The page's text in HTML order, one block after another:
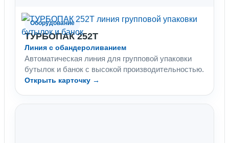
Оборудование
ТУРБОПАК 252Т
Линия с обандероливанием
Автоматическая линия для групповой упаковки
бутылок и банок с высокой производительностью.
Открыть карточку →